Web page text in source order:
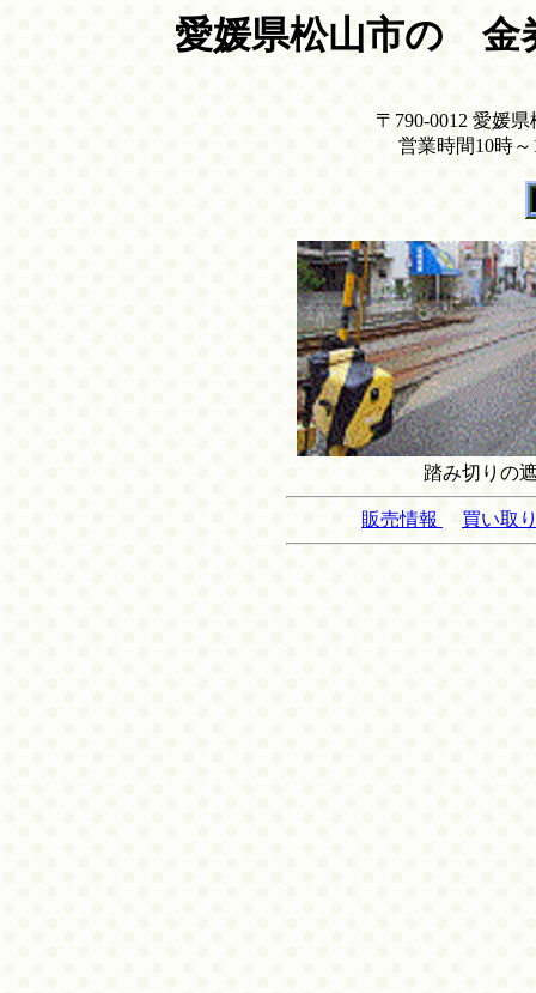
愛媛県松山市の 金
〒790-0012 愛媛
営業時間10時
踏み切りの
販売情報 買い取